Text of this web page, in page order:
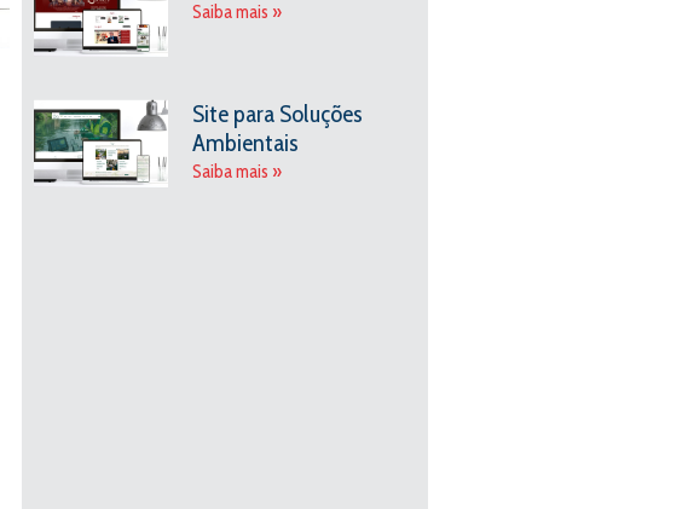
Saiba mais »
Site para Soluções
Ambientais
Saiba mais »